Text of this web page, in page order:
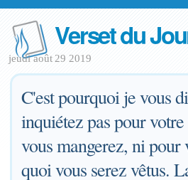
Verset du
jeudi août 29 2019
C'est pourquoi je vous
inquiétez pas pour
vous mangerez, ni pour
quoi vous serez vêtus.